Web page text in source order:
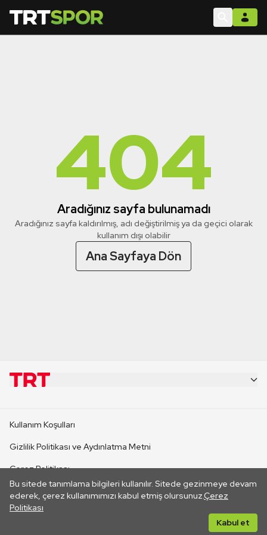
404
Aradığınız sayfa bulunamadı
Aradığınız sayfa kaldırılmış, adı değiştirilmiş ya da geçici olarak
kullanım dışı olabilir
Ana Sayfaya Dön
Bu sitede tanımlama bilgileri kullanılır. Sitede gezinmeye devam
ederek, çerez kullanımımızı kabul etmiş olursunuz.Çerez
Politikası
Kabul et
CANLI YAYINLAR
Kullanım Koşulları
Gizlilik Politikası ve Aydınlatma Metni
Çerez Politikası
İletişim
Her hakkı saklıdır. ©2026 TRT. Bağlantı yoluyla gidilen dış